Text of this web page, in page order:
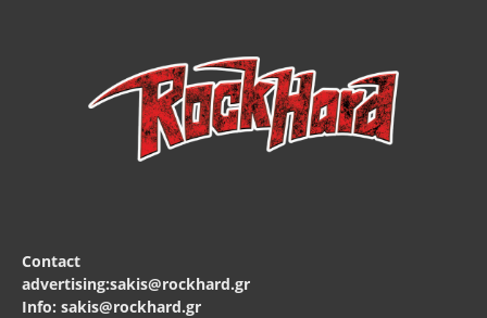
Contact
advertising:sakis@rockhard.gr
Info: sakis@rockhard.gr